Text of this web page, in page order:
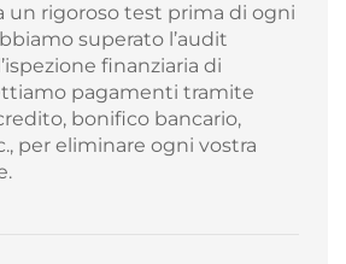
un rigoroso test prima di ogni
superato l’audit
finanziaria di
pagamenti tramite
bonifico bancario,
per eliminare ogni vostra